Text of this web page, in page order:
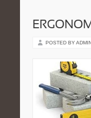
POSTED BY